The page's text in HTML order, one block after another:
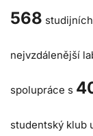
568
nejvzdálenější
spolupráce s
studentský klub